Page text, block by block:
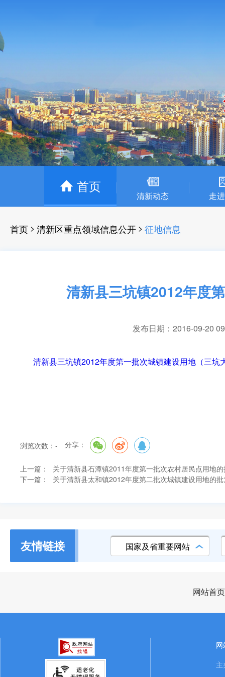
首页
清新动态 走
首页 > 清新区重点领域信息公开 > 征地信息
清新县三坑镇2012年度
发布日期：2016-09-20
清新县三坑镇2012年度第一批次城镇建设用地（三坑
浏览次数： - 分享：
上一篇：
关于清新县石潭镇2011年度第一批次农村居民点用地
下一篇：
关于清新县太和镇2012年度第二批次城镇建设用地的
友情链接 国家及省重要网站
网站首页